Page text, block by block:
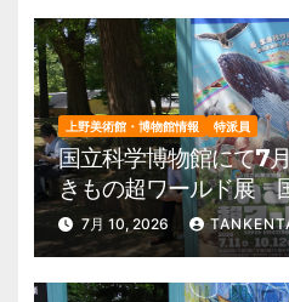
上野美術館・博物館情報 特派員
国立科学博物館にて7
きもの超ワールド展
ーウィンが来た！』
美術館・博物館 混雑
7月 10, 2026